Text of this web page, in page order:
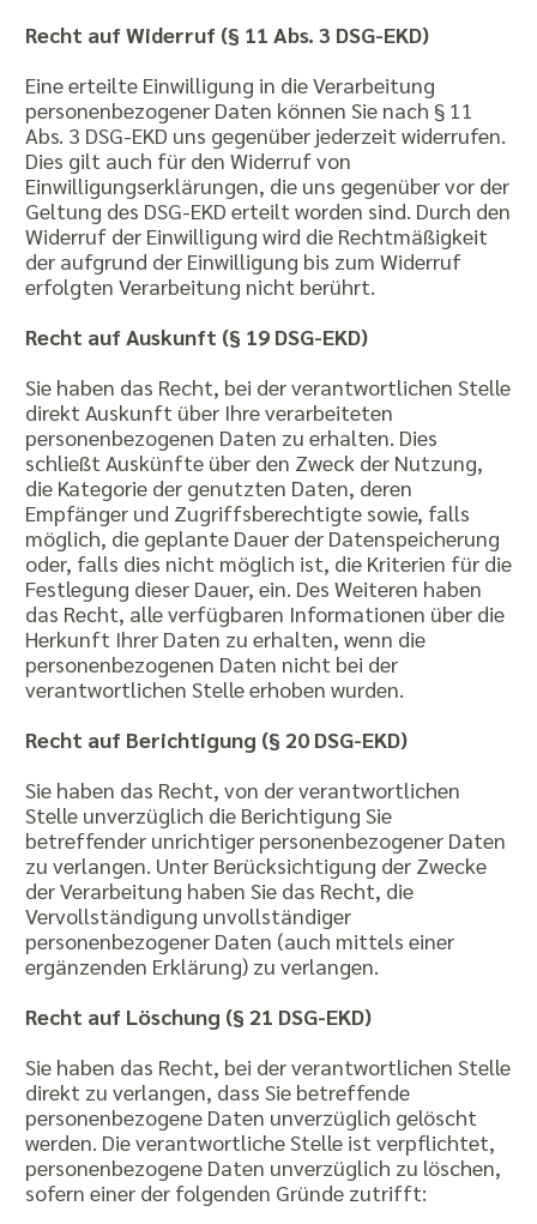
Recht auf Widerruf (§ 11 Abs. 3 DSG-EKD)
Eine erteilte Einwilligung in die Verarbeitung
personenbezogener Daten können Sie nach § 11
Abs. 3 DSG-EKD uns gegenüber jederzeit widerrufen.
Dies gilt auch für den Widerruf von
Einwilligungserklärungen, die uns gegenüber vor der
Geltung des DSG-EKD erteilt worden sind. Durch den
Widerruf der Einwilligung wird die Rechtmäßigkeit
der aufgrund der Einwilligung bis zum Widerruf
erfolgten Verarbeitung nicht berührt.
Recht auf Auskunft (§ 19 DSG-EKD)
Sie haben das Recht, bei der verantwortlichen Stelle
direkt Auskunft über Ihre verarbeiteten
personenbezogenen Daten zu erhalten. Dies
schließt Auskünfte über den Zweck der Nutzung,
die Kategorie der genutzten Daten, deren
Empfänger und Zugriffsberechtigte sowie, falls
möglich, die geplante Dauer der Datenspeicherung
oder, falls dies nicht möglich ist, die Kriterien für die
Festlegung dieser Dauer, ein. Des Weiteren haben
das Recht, alle verfügbaren Informationen über die
Herkunft Ihrer Daten zu erhalten, wenn die
personenbezogenen Daten nicht bei der
verantwortlichen Stelle erhoben wurden.
Recht auf Berichtigung (§ 20 DSG-EKD)
Sie haben das Recht, von der verantwortlichen
Stelle unverzüglich die Berichtigung Sie
betreffender unrichtiger personenbezogener Daten
zu verlangen. Unter Berücksichtigung der Zwecke
der Verarbeitung haben Sie das Recht, die
Vervollständigung unvollständiger
personenbezogener Daten (auch mittels einer
ergänzenden Erklärung) zu verlangen.
Recht auf Löschung (§ 21 DSG-EKD)
Sie haben das Recht, bei der verantwortlichen Stelle
direkt zu verlangen, dass Sie betreffende
personenbezogene Daten unverzüglich gelöscht
werden. Die verantwortliche Stelle ist verpflichtet,
personenbezogene Daten unverzüglich zu löschen,
sofern einer der folgenden Gründe zutrifft: